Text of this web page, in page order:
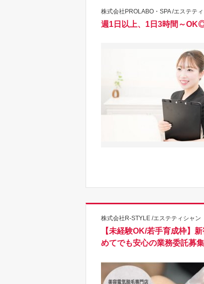
株式会社PROLABO・SPA /エステテ
週1日以上、1日3時間～
株式会社R-STYLE /エステティシャン
【未経験OK/若手育成枠】
めてでも安心の業務委託募集